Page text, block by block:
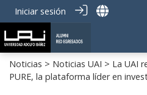
Iniciar sesión
Noticias > Noticias UAI > La UAI
PURE, la plataforma líder en